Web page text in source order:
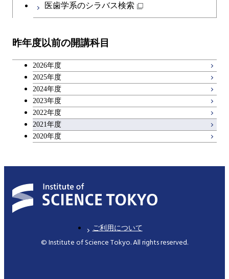
医歯学系のシラバス検索
昨年度以前の開講科目
2026年度
2025年度
2024年度
2023年度
2022年度
2021年度
2020年度
ご利用について
© Institute of Science Tokyo. All rights reserved.